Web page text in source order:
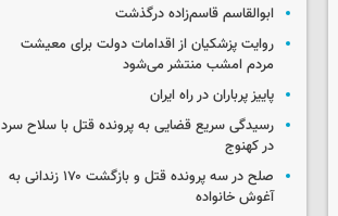
ابوالقاسم قاسم‌زاده درگذشت
روایت پزشکیان از اقدامات دولت برای معیشت
مردم امشب منتشر می‌شود
پاییز پرباران در راه ایران
رسیدگی سریع قضایی به پرونده قتل با سلاح سرد
در کهنوج
صلح در سه پرونده قتل و بازگشت ۱۷۰ زندانی به
آغوش خانواده